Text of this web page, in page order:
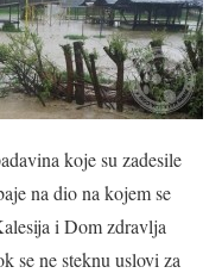
koje su zadesile
na dio na kojem se
i Dom zdravlja
se ne steknu uslovi za